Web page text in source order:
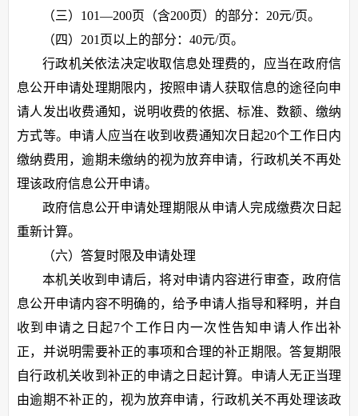
（三）101—200页（含200页）的部分：20元/页。
（四）201页以上的部分：40元/页。
行政机关依法决定收取信息处理费的，应当在政府信
息公开申请处理期限内，按照申请人获取信息的途径向申
请人发出收费通知，说明收费的依据、标准、数额、缴纳
方式等。申请人应当在收到收费通知次日起20个工作日内
缴纳费用，逾期未缴纳的视为放弃申请，行政机关不再处
理该政府信息公开申请。
政府信息公开申请处理期限从申请人完成缴费次日起
重新计算。
（六）答复时限及申请处理
本机关收到申请后，将对申请内容进行审查，政府信
息公开申请内容不明确的，给予申请人指导和释明，并自
收到申请之日起7个工作日内一次性告知申请人作出补
正，并说明需要补正的事项和合理的补正期限。答复期限
自行政机关收到补正的申请之日起计算。申请人无正当理
由逾期不补正的，视为放弃申请，行政机关不再处理该政